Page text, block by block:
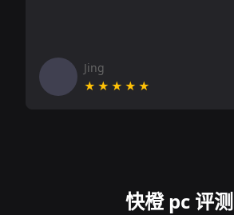
Jing
★★★★★
快橙 pc 评测